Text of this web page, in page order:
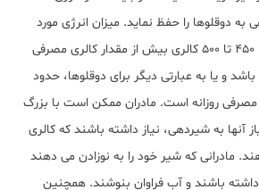
به دوقلوها را حفظ نماید. میزان انرژی مورد
نیاز مادران برای هر نوزاد، 450 تا 500 کالری بیش از مقدار کالری مصرفی
و یا به عبارتی دیگر برای دوقلوها، حدود
مصرفی روزانه است. مادران ممکن است با بزرگ
آنها به شیردهی، نیاز داشته باشند که کالری
مادرانی که شیر خود را به نوزادن می دهند
باشند و آب فراوان بنوشند. همچنین